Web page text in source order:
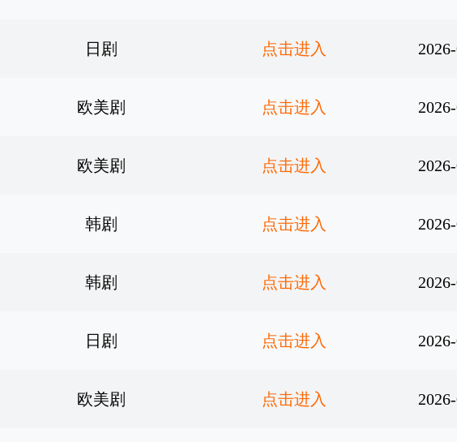
日剧 点击进入
欧美剧 点击进入
欧美剧 点击进入
韩剧 点击进入
韩剧 点击进入
日剧 点击进入
欧美剧 点击进入